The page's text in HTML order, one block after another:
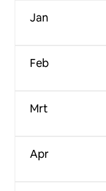
Jan
Feb
Mrt
Apr